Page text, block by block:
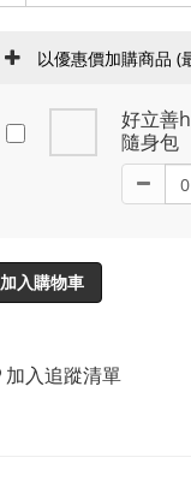
以優惠價加購商品 (
好立善
隨身包
加入購物車
加入追蹤清單